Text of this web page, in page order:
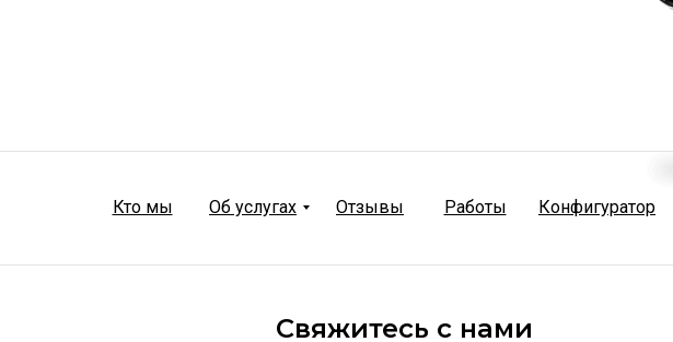
Кто мы Конфигуратор
Отзывы
Об услугах Работы
Свяжитесь с нами